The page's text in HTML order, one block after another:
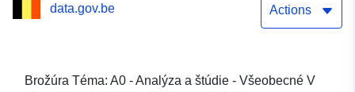
data.gov.be Actions
Brožúra Téma: A0 - Analýza a štúdie - Všeobecné V